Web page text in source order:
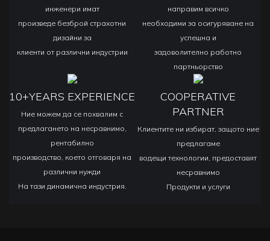
инженери имат
произведе безброй страхотни
дизайни за
клиенти от различни индустрии
направим всичко
необходими за осигуряване на
успешна и
задоволително работно
партньорство
10+YEARS EXPERIENCE
Ние можем да се похвалим с
предлагането на несравнимо,
рентабилно
производство, което отговаря на
различни нужди
На тази динамична индустрия.
COOPERATIVE
PARTNER
Клиентите ни избират, защото ние
предлагаме
водещи технологии, предоставят
несравнимо
Продукти и услуги